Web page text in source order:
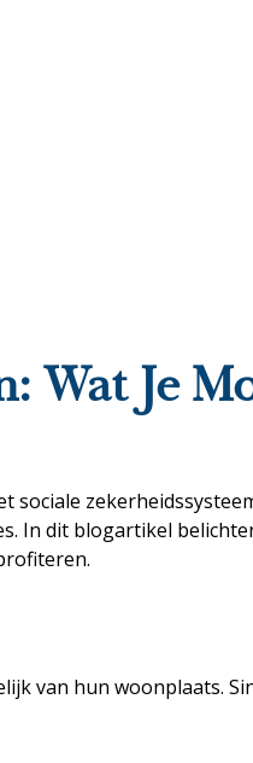
Wat Je
sociale
In dit blogartikel
van hun woonplaats.